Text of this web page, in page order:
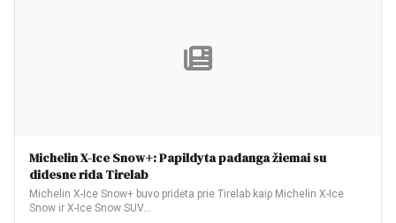
Michelin X-Ice Snow+: Papildyta padanga žiemai su
didesne rida Tirelab
Michelin X-Ice Snow+ buvo pridėta prie Tirelab kaip Michelin X-Ice
Snow ir X-Ice Snow SUV…